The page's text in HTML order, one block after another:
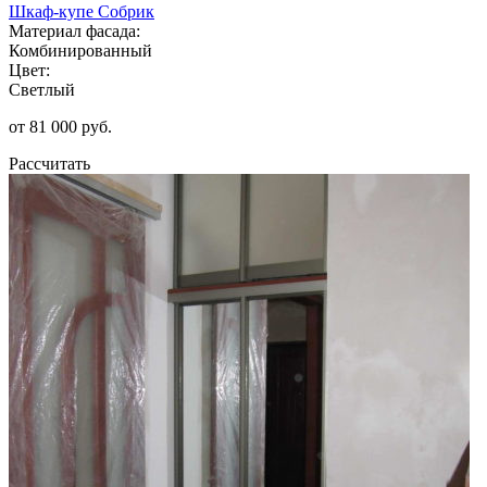
Шкаф-купе Собрик
Материал фасада:
Комбинированный
Цвет:
Светлый
от 81 000 руб.
Рассчитать